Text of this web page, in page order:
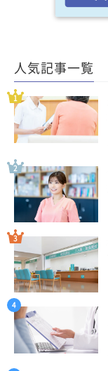
人気記事一覧